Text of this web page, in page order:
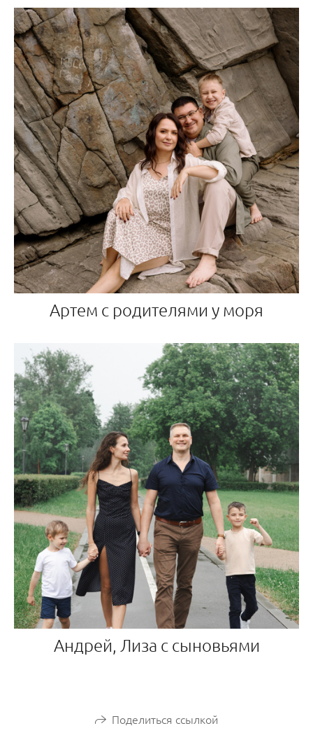
Артем с родителями у моря
Андрей, Лиза с сыновьями
Поделиться ссылкой